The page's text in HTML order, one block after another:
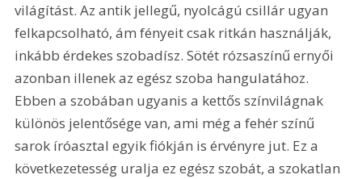
világítást. Az antik jellegű, nyolcágú csillár ugyan
felkapcsolható, ám fényeit csak ritkán használják,
inkább érdekes szobadísz. Sötét rózsaszínű ernyői
azonban illenek az egész szoba hangulatához.
Ebben a szobában ugyanis a kettős színvilágnak
különös jelentősége van, ami még a fehér színű
sarok íróasztal egyik fiókján is érvényre jut. Ez a
következetesség uralja ez egész szobát, a szokatlan